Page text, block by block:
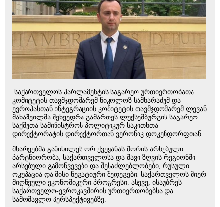
საქართველოს პარლამენტის საგარეო ურთიერთობათა
კომიტეტის თავმჯდომარემ ნიკოლოზ სამხარაძემ და
ევროპასთან ინტეგრაციის კომიტეტის თავმჯდომარემ ლევან
მახაშვილმა შეხვედრა გამართეს ლუქსემბურგის საგარეო
საქმეთა სამინისტროს პოლიტიკურ საკითხთა
დირექტორატის დირექტორთან ვერონიკ დოკენდორფთან.
მხარეებმა განიხილეს ორ ქვეყანას შორის არსებული
პარტნიორობა, საქართველოსა და შავი ზღვის რეგიონში
არსებული გამოწვევები და შესაძლებლობები, რუსული
ოკუპაცია და მისი ნეგატიური შედეგები, საქართველოს მიერ
მიღწეული ეკონომიკური პროგრესი. ასევე, ისაუბრეს
საქართველო-ევროკავშირის ურთიერთობებსა და
სამომავლო პერსპექტივებზე.